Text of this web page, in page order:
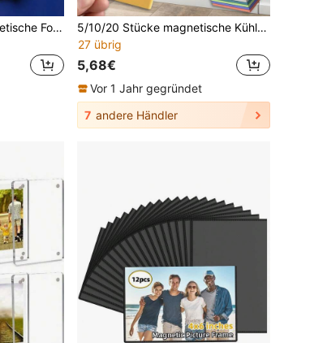
5 Stücke kreative magnetische Foto-Aufsteller, Sofortfoto, kleiner Kartenhalter, Tischdekoration
5/10/20 Stücke magnetische Kühlschrankfotorahmen, 3 Zoll bunte magnetische Fotorahmen-Alben geeignet für Mini-Filme
27 übrig
5,68€
Vor 1 Jahr gegründet
7 andere Händler